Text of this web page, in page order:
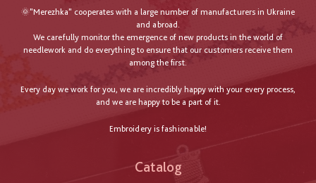
🌞"Merezhka" cooperates with a large number of manufacturers in Ukraine
and abroad.
We carefully monitor the emergence of new products in the world of
needlework and do everything to ensure that our customers receive them
among the first.
Every day we work for you, we are incredibly happy with your every process,
and we are happy to be a part of it.
Embroidery is fashionable!
Catalog